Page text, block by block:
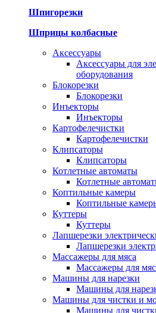
Шпигорезки
Шприцы колбасные
Аксессуары
Аксессуары для
оборудования
Блокорезки
Блокорезки
Инъекторы
Инъекторы
Картофелечистки
Картофелечистки
Клипсаторы
Клипсаторы
Котлетные автоматы
Котлетные
Коптильные камеры
Коптильные
Куттеры
Куттеры
Лапшерезки
Лапшерезки
Массажеры для мяса
Массажеры для
Машины для нарезки
Машины для
Машины для чистки и
Машины для